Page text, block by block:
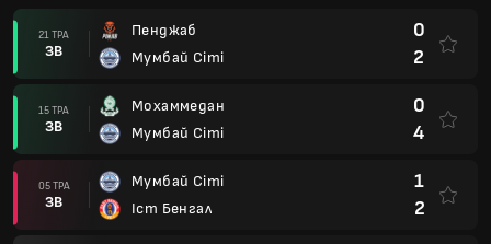
21 ТРА
ЗВ
Пенджаб
Мумбай Сіті
0
2
15 ТРА
ЗВ
Мохаммедан
Мумбай Сіті
0
4
05 ТРА
ЗВ
Мумбай Сіті
Іст Бенгал
1
2